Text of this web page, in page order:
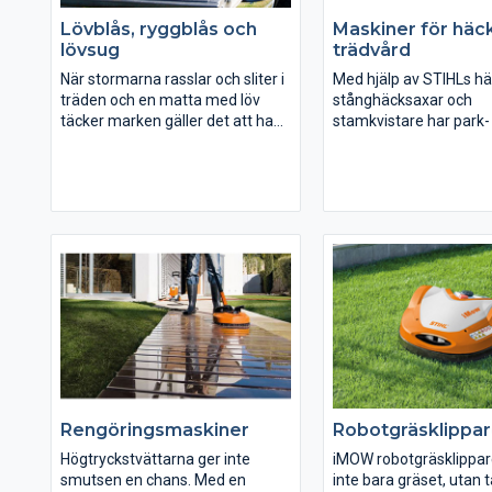
Lövblås, ryggblås och
lövsug
När stormarna rasslar och sliter i
träden och en matta med löv
täcker marken gäller det att ha
ordning och reda runt hus, i
parker, arenor, gator m.m. med
lövblåsar och lövsugar från
STIHL.
Maskiner för
trädvård
Med hjälp av STIHLs
stånghäcksaxar och
stamkvistare har park-
specialister på
extremt långa häckar.
där häcksaxen inte
kommer
STIHL till sin rätt.
stamkvistare är med
räckvidd oumbärliga
vid beskärning högt
trädkronorna.
Rengöringsmaskiner
Högtryckstvättarna ger inte
smutsen en chans. Med en
iMOW
inte bara gräset, utan